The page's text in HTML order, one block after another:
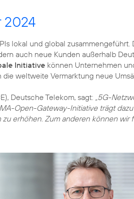
2024
lokal und global zusammengeführt.
auch neue Kunden außerhalb
Initiative können Unternehmen
weltweite Vermarktung neue
Deutsche Telekom, sagt: „5G-
Open-Gateway-Initiative trägt
erhöhen. Zum anderen können wir